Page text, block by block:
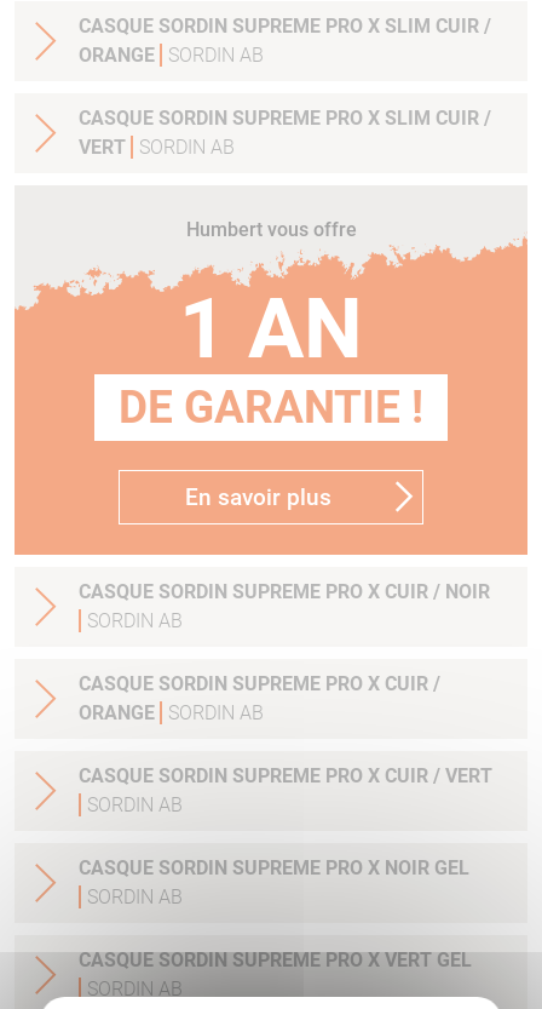
CASQUE SORDIN SUPREME PRO X SLIM CUIR /
ORANGE
SORDIN AB
CASQUE SORDIN SUPREME PRO X SLIM CUIR /
VERT
SORDIN AB
Humbert vous offre
1 AN
DE GARANTIE !
En savoir plus
CASQUE SORDIN SUPREME PRO X CUIR / NOIR
SORDIN AB
CASQUE SORDIN SUPREME PRO X CUIR /
ORANGE
SORDIN AB
CASQUE SORDIN SUPREME PRO X CUIR / VERT
SORDIN AB
CASQUE SORDIN SUPREME PRO X NOIR GEL
SORDIN AB
CASQUE SORDIN SUPREME PRO X VERT GEL
SORDIN AB